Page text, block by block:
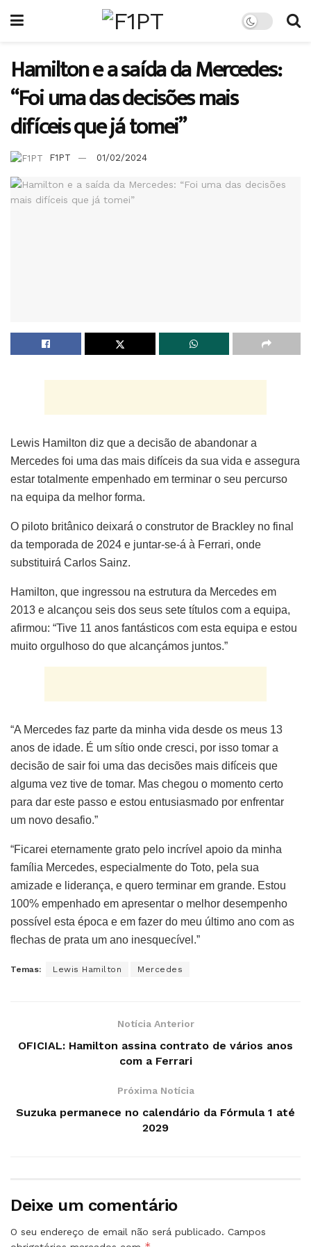
Hamilton e a saída da Mercedes:
“Foi uma das decisões mais
difíceis que já tomei”
F1PT 01/02/2024
Lewis Hamilton diz que a decisão de abandonar a
Mercedes foi uma das mais difíceis da sua vida e assegura
estar totalmente empenhado em terminar o seu percurso
na equipa da melhor forma.
O piloto britânico deixará o construtor de Brackley no final
da temporada de 2024 e juntar-se-á à Ferrari, onde
substituirá Carlos Sainz.
Hamilton, que ingressou na estrutura da Mercedes em
2013 e alcançou seis dos seus sete títulos com a equipa,
afirmou: “Tive 11 anos fantásticos com esta equipa e estou
muito orgulhoso do que alcançámos juntos.”
“A Mercedes faz parte da minha vida desde os meus 13
anos de idade. É um sítio onde cresci, por isso tomar a
decisão de sair foi uma das decisões mais difíceis que
alguma vez tive de tomar. Mas chegou o momento certo
para dar este passo e estou entusiasmado por enfrentar
um novo desafio.”
“Ficarei eternamente grato pelo incrível apoio da minha
família Mercedes, especialmente do Toto, pela sua
amizade e liderança, e quero terminar em grande. Estou
100% empenhado em apresentar o melhor desempenho
possível esta época e em fazer do meu último ano com as
flechas de prata um ano inesquecível.”
Temas: Lewis Hamilton Mercedes
Notícia Anterior
OFICIAL: Hamilton assina contrato de vários anos
com a Ferrari
Próxima Notícia
Suzuka permanece no calendário da Fórmula 1 até
2029
Deixe um comentário
O seu endereço de email não será publicado. Campos